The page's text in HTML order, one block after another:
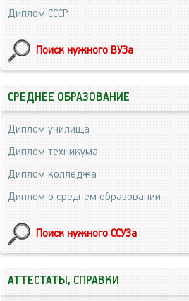
Диплом СССР
Поиск нужного ВУЗа
СРЕДНЕЕ ОБРАЗОВАНИЕ
Диплом училища
Диплом техникума
Диплом колледжа
Диплом о среднем образовании
Поиск нужного ССУЗа
АТТЕСТАТЫ, СПРАВКИ